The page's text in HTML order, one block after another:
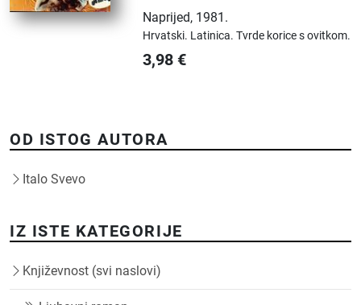
Naprijed, 1981.
Hrvatski. Latinica.Tvrde korice s ovitkom.
3,98 €
OD ISTOG AUTORA
Italo Svevo
IZ ISTE KATEGORIJE
Književnost (svi naslovi)